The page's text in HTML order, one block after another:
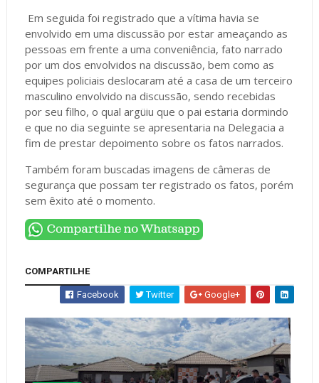
Em seguida foi registrado que a vítima havia se
envolvido em uma discussão por estar ameaçando as
pessoas em frente a uma conveniência, fato narrado
por um dos envolvidos na discussão, bem como as
equipes policiais deslocaram até a casa de um terceiro
masculino envolvido na discussão, sendo recebidas
por seu filho, o qual argüiu que o pai estaria dormindo
e que no dia seguinte se apresentaria na Delegacia a
fim de prestar depoimento sobre os fatos narrados.
Também foram buscadas imagens de câmeras de
segurança que possam ter registrado os fatos, porém
sem êxito até o momento.
COMPARTILHE
Facebook Twitter Google+